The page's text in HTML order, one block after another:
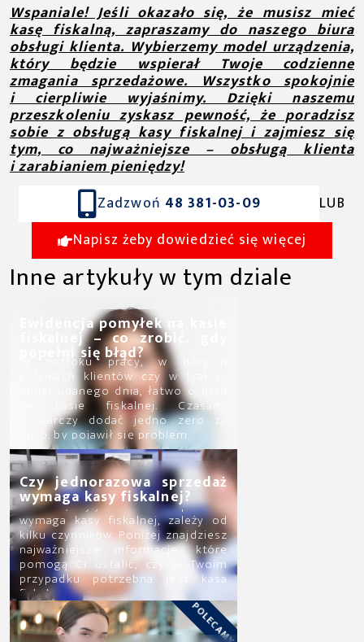
Wspaniale! Jeśli okazało się, że musisz mieć
kasę fiskalną, zapraszamy do naszego biura
obsługi klienta. Wybierzemy model urządzenia,
który będzie wspierał Twoje codzienne
zmagania sprzedażowe. Wszystko spokojnie
i cierpliwie wyjaśnimy. Dzięki naszemu
przeszkoleniu zyskasz pewność, że poradzisz
sobie z obsługą kasy fiskalnej i zajmiesz się
tym, co najważniejsze – obsługą klienta
i zarabianiem pieniędzy!
Zadzwoń 48 381-03-09
LUB
Napisz żeby dowiedzieć się więcej
Ewidencja pomyłek na kasie
fiskalnej – co zrobić, gdy
popełni się błąd?
W natłoku pracy, w długich
kolejkach klientów czy w trakcie
mniej udanego dnia, łatwo o błąd
na kasie fiskalnej. Czasami
wystarczy dodać jedno zero za
dużo, by pojawił się problem.
Czy jednorazowa sprzedaż
wymaga kasy fiskalnej?
Kwestia, czy jednorazowa sprzedaż
wymaga kasy fiskalnej, zależy od
kilku czynników. Poniżej znajdziesz
najważniejsze informacje, które
pomogą Ci ustalić, czy w Twoim
przypadku potrzebna jest kasa
fiskalna.
POLECAMY